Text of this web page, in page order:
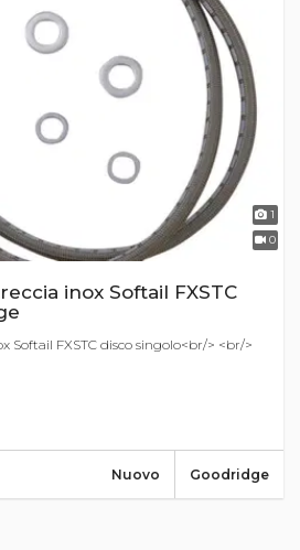
1
0
inox Softail FXSTC
Softail FXSTC disco singolo<br/> <br/>
Goodridge
Nuovo